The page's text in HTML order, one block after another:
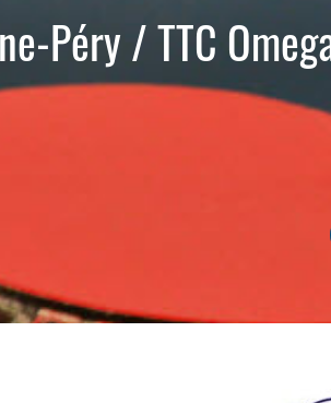
Péry / TTC